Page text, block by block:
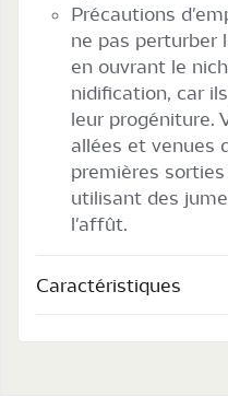
Précautions
ne pas perturber
en ouvrant le
nidification, car
leur progéniture.
allées et venues
premières
utilisant des
l'affût.
Caractéristiques